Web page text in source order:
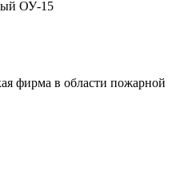
фирма в области пожарной